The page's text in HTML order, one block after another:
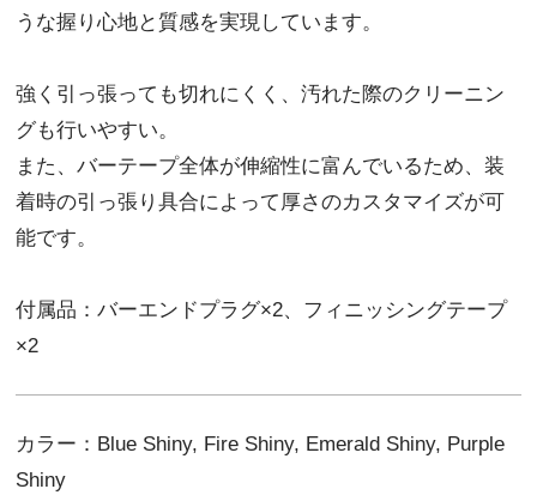
うな握り心地と質感を実現しています。
強く引っ張っても切れにくく、汚れた際のクリーニン
グも行いやすい。
また、バーテープ全体が伸縮性に富んでいるため、装
着時の引っ張り具合によって厚さのカスタマイズが可
能です。
付属品：バーエンドプラグ×2、フィニッシングテープ
×2
カラー：Blue Shiny, Fire Shiny, Emerald Shiny, Purple
Shiny